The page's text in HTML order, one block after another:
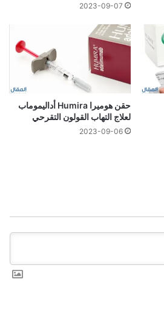
2023-09-07
حقن هوميرا Humira أداليموماب
لعلاج التهاب القولون التقرحي
2023-09-06